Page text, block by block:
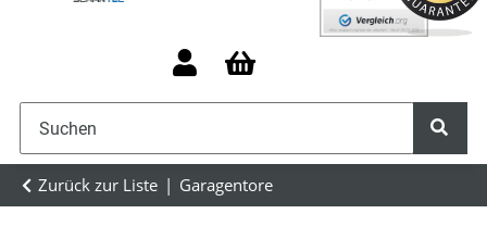
Zurück zur Liste Garagentore